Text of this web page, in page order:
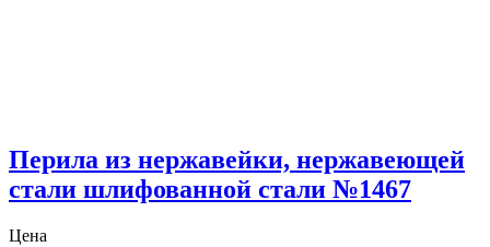
Перила из нержавейки, нержавеющей
стали шлифованной стали №1467
Цена